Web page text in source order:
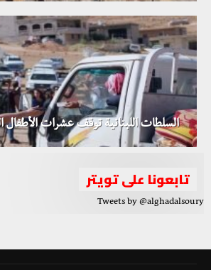
السلطات اللبنانية توقف عشرات الأطفال
تابعونا على تويتر
Tweets by @alghadalsoury